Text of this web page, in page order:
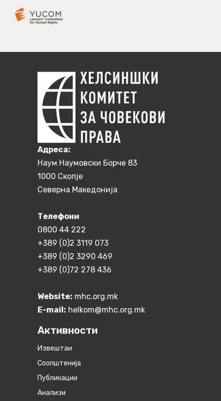
Aдреса:
Наум Наумовски Борче 83
1000 Скопје
Северна Македонија
Телефони
0800 44 222
+389 (0)2 3119 073
+389 (0)2 3290 469
+389 (0)72 278 436
Website: mhc.org.mk
E-mail: helkom@mhc.org.mk
Активности
Извештаи
Соопштенија
Публикации
Анализи